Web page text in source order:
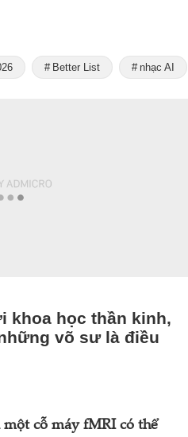
Better List nhạc AI
khoa học thần kinh,
võ sư là điều
cỗ máy fMRI có thể